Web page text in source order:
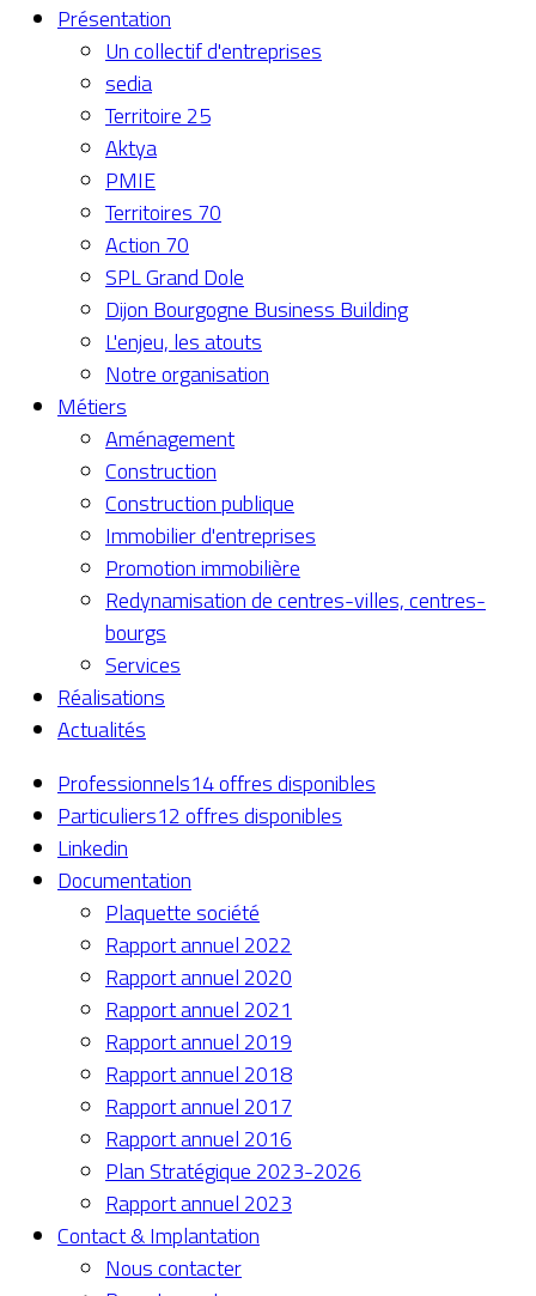
Présentation
Un collectif d'entreprises
sedia
Territoire 25
Aktya
PMIE
Territoires 70
Action 70
SPL Grand Dole
Dijon Bourgogne Business Building
L'enjeu, les atouts
Notre organisation
Métiers
Aménagement
Construction
Construction publique
Immobilier d'entreprises
Promotion immobilière
Redynamisation de centres-villes, centres-
bourgs
Services
Réalisations
Actualités
Professionnels14 offres disponibles
Particuliers12 offres disponibles
Linkedin
Documentation
Plaquette société
Rapport annuel 2022
Rapport annuel 2020
Rapport annuel 2021
Rapport annuel 2019
Rapport annuel 2018
Rapport annuel 2017
Rapport annuel 2016
Plan Stratégique 2023-2026
Rapport annuel 2023
Contact & Implantation
Nous contacter